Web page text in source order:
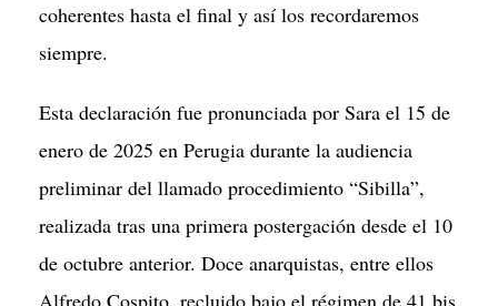
coherentes hasta el final y así los recordaremos
siempre.
Esta declaración fue pronunciada por Sara el 15 de
enero de 2025 en Perugia durante la audiencia
preliminar del llamado procedimiento “Sibilla”,
realizada tras una primera postergación desde el 10
de octubre anterior. Doce anarquistas, entre ellos
Alfredo Cospito, recluido bajo el régimen de 41 bis